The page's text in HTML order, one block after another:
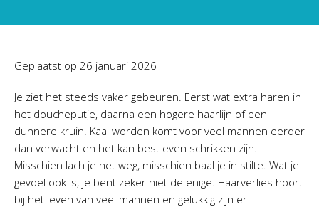
Geplaatst op 26 januari 2026
Je ziet het steeds vaker gebeuren. Eerst wat extra haren in
het doucheputje, daarna een hogere haarlijn of een
dunnere kruin. Kaal worden komt voor veel mannen eerder
dan verwacht en het kan best even schrikken zijn.
Misschien lach je het weg, misschien baal je in stilte. Wat je
gevoel ook is, je bent zeker niet de enige. Haarverlies hoort
bij het leven van veel mannen en gelukkig zijn er